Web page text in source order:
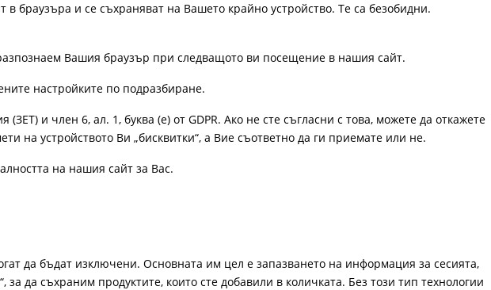
в браузъра и се съхраняват на Вашето крайно устройство. Те са безобидни.
Вашия браузър при следващото ви посещение в нашия сайт.
настройките по подразбиране.
и член 6, ал. 1, буква (е) от GDPR. Ако не сте съгласни с това, можете да откажете
на устройството Ви „бисквитки“, а Вие съответно да ги приемате или не.
на нашия сайт за Вас.
да бъдат изключени. Основната им цел е запазването на информация за сесията,
да съхраним продуктите, които сте добавили в количката. Без този тип технологии